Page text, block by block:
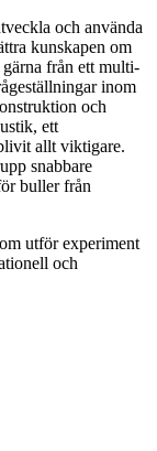
och använda
kunskapen om
från ett multi-
inom
och
ett
allt viktigare.
snabbare
buller från
utför experiment
och